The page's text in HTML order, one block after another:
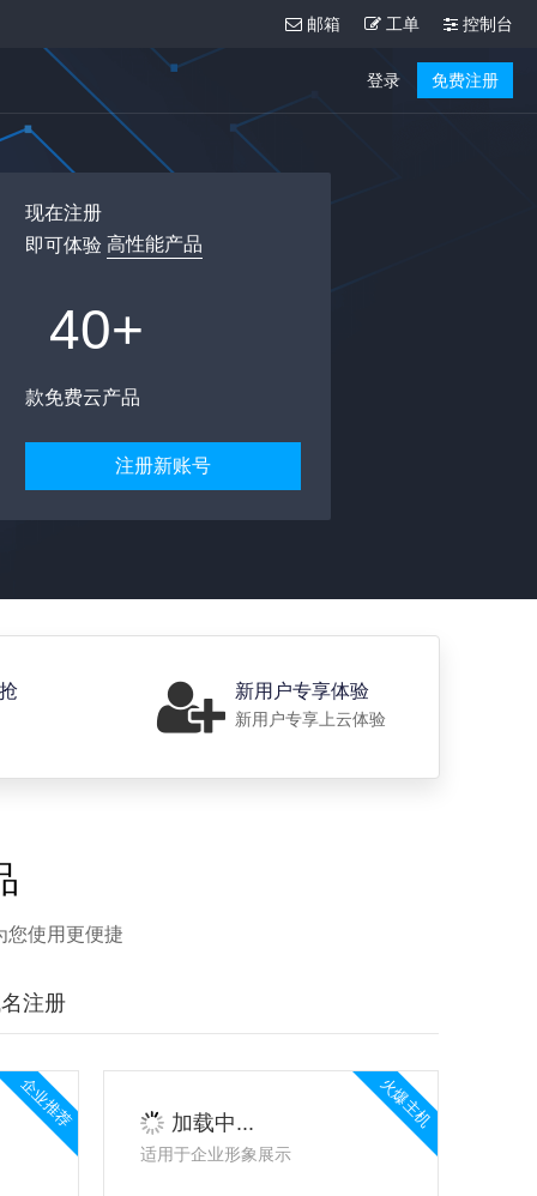
现在注册
即可体验 高性能产品
40+
款免费云产品
注册新账号
登录 免费注册
邮箱 工单 控制台
新用户专享体验
新用户专享上云体验
您使用更便捷
注册
企业推荐 火爆主机
加载中...
适用于企业形象展示